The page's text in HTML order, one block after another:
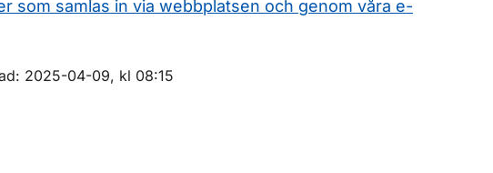
som samlas in via webbplatsen och genom våra e-
2025-04-09, kl 08:15